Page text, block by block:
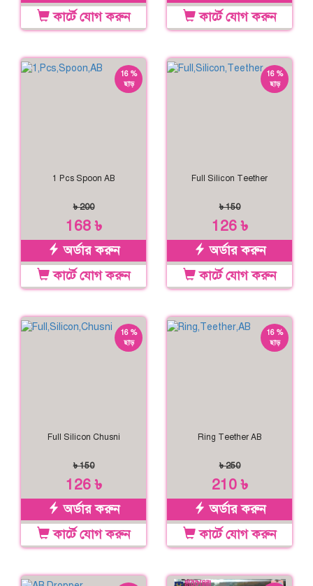
কার্টে যোগ করুন
কার্টে যোগ করুন
16 %
ছাড়
1 Pcs Spoon AB
৳ 200
168 ৳
অর্ডার করুন
কার্টে যোগ করুন
16 %
ছাড়
Full Silicon Teether
৳ 150
126 ৳
অর্ডার করুন
কার্টে যোগ করুন
16 %
ছাড়
Full Silicon Chusni
৳ 150
126 ৳
অর্ডার করুন
কার্টে যোগ করুন
16 %
ছাড়
Ring Teether AB
৳ 250
210 ৳
অর্ডার করুন
কার্টে যোগ করুন